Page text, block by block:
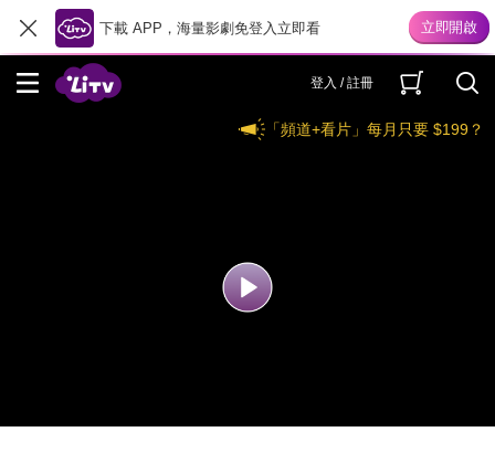
下載 APP，海量影劇免登入立即看
登入 / 註冊
「頻道+看片」每月只要 $199？